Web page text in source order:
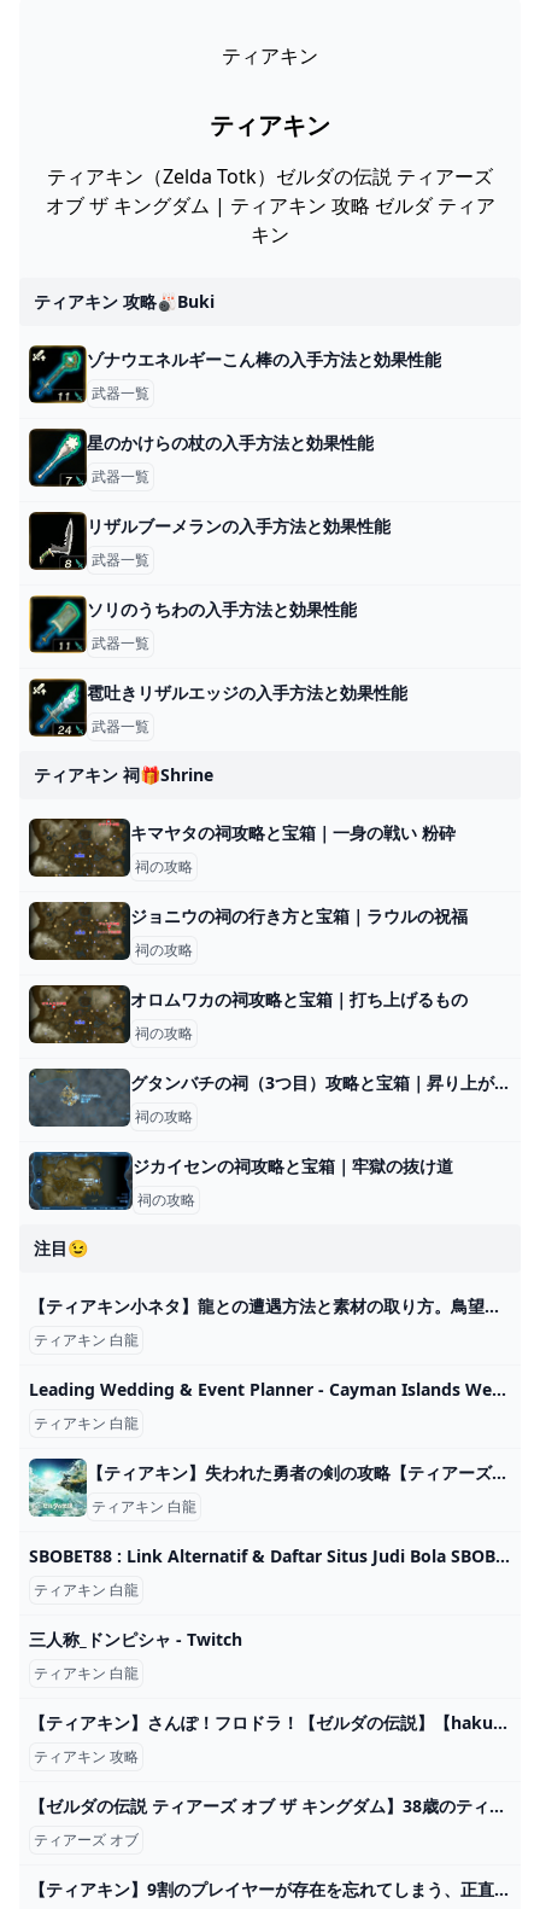
ティアキン
ティアキン
ティアキン（Zelda Totk）ゼルダの伝説 ティアーズ
オブ ザ キングダム | ティアキン 攻略 ゼルダ ティア
キン
ティアキン 攻略🎳buki
ゾナウエネルギーこん棒の入手方法と効果性能
武器一覧
星のかけらの杖の入手方法と効果性能
武器一覧
リザルブーメランの入手方法と効果性能
武器一覧
ソリのうちわの入手方法と効果性能
武器一覧
雹吐きリザルエッジの入手方法と効果性能
武器一覧
ティアキン 祠🎁shrine
キマヤタの祠攻略と宝箱｜一身の戦い 粉砕
祠の攻略
ジョニウの祠の行き方と宝箱｜ラウルの祝福
祠の攻略
オロムワカの祠攻略と宝箱｜打ち上げるもの
祠の攻略
グタンバチの祠（3つ目）攻略と宝箱｜昇り上がる力
祠の攻略
ジカイセンの祠攻略と宝箱｜牢獄の抜け道
祠の攻略
注目😉
【ティアキン小ネタ】龍との遭遇方法と素材の取り方。鳥望台で飛ぶのがオススメ【ゼルダの伝説】 - GAME Watch
ティアキン 白龍
Leading Wedding & Event Planner - Cayman Islands Wedding & Events
ティアキン 白龍
【ティアキン】失われた勇者の剣の攻略【ティアーズオブザキングダム】 - ティアキン攻略Wiki Gamerch
ティアキン 白龍
SBOBET88 : Link Alternatif & Daftar Situs Judi Bola SBOBET EURO 2024
ティアキン 白龍
三人称_ドンピシャ - Twitch
ティアキン 白龍
【ティアキン】さんぽ！フロドラ！【ゼルダの伝説】【hakuto/個人Vtuber】 - YouTube
ティアキン 攻略
【ゼルダの伝説 ティアーズ オブ ザ キングダム】38歳のティアキン実況 あるみつ vol.006 - YouTube
ティアーズ オブ
【ティアキン】9割のプレイヤーが存在を忘れてしまう、正直いらない無能アイテム8選【ゼルダの伝説ティアーズオブザキングダム/ティアキン】 - YouTube